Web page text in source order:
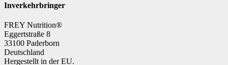
Inverkehrbringer
FREY Nutrition®
Eggertstraße 8
33100 Paderborn
Deutschland
Hergestellt in der EU.